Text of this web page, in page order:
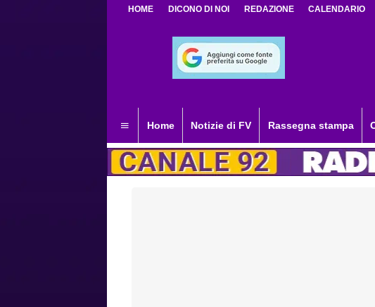
HOME DICONO DI NOI REDAZIONE CALENDARIO
Home Notizie di FV Rassegna stampa